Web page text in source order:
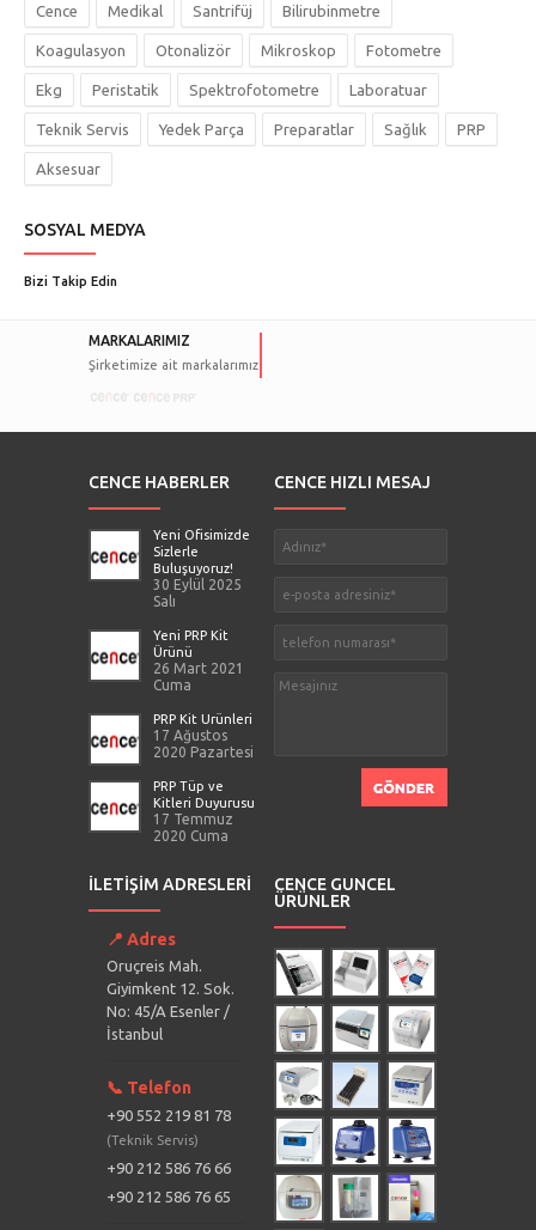
Cence Medikal Santrifüj Bilirubinmetre
Koagulasyon Otonalizör Mikroskop Fotometre
Ekg Peristatik Spektrofotometre Laboratuar
Teknik Servis Yedek Parça Preparatlar Sağlık PRP
Aksesuar
SOSYAL MEDYA
Bizi Takip Edin
MARKALARIMIZ
Şirketimize ait markalarımız
CENCE HABERLER
Yeni Ofisimizde
Sizlerle
Buluşuyoruz!
30 Eylül 2025
Salı
Yeni PRP Kit
Ürünü
26 Mart 2021
Cuma
PRP Kit Ürünleri
17 Ağustos
2020 Pazartesi
PRP Tüp ve
Kitleri Duyurusu
17 Temmuz
2020 Cuma
CENCE HIZLI MESAJ
İLETIŞIM ADRESLERI
📍 Adres
Oruçreis Mah.
Giyimkent 12. Sok.
No: 45/A Esenler /
İstanbul
📞 Telefon
+90 552 219 81 78
(Teknik Servis)
+90 212 586 76 66
+90 212 586 76 65
CENCE GÜNCEL
ÜRÜNLER